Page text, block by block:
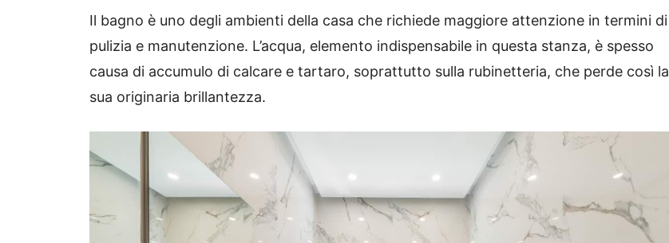
Il bagno è uno degli ambienti della casa che richiede maggiore attenzione in termini di
pulizia e manutenzione. L’acqua, elemento indispensabile in questa stanza, è spesso
causa di accumulo di calcare e tartaro, soprattutto sulla rubinetteria, che perde così la
sua originaria brillantezza.